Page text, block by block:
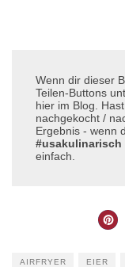
Wenn dir dieser
Teilen-Buttons
hier im Blog.
nachgekocht /
Ergebnis - wenn
#usakulinarisch
einfach.
AIRFRYER EIER